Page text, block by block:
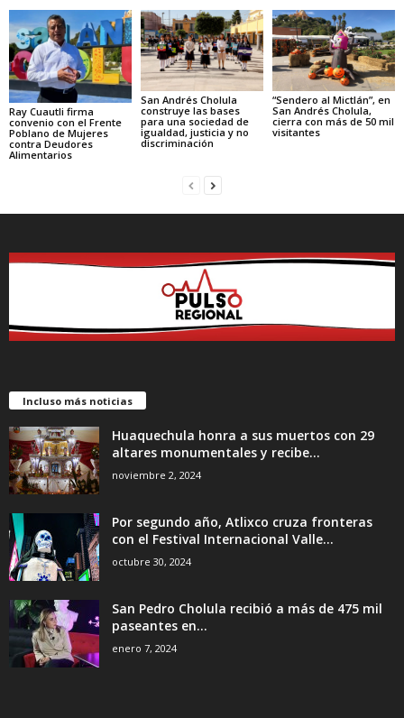
Ray Cuautli firma
convenio con el Frente
Poblano de Mujeres
contra Deudores
Alimentarios
San Andrés Cholula
construye las bases
para una sociedad de
igualdad, justicia y no
discriminación
“Sendero al Mictlán”, en
San Andrés Cholula,
cierra con más de 50 mil
visitantes
Incluso más noticias
Huaquechula honra a sus muertos con 29
altares monumentales y recibe...
noviembre 2, 2024
Por segundo año, Atlixco cruza fronteras
con el Festival Internacional Valle...
octubre 30, 2024
San Pedro Cholula recibió a más de 475 mil
paseantes en...
enero 7, 2024